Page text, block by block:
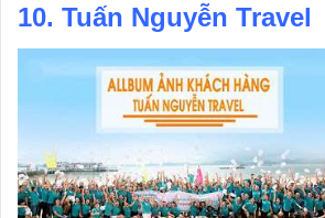
10. Tuấn Nguyễn Travel